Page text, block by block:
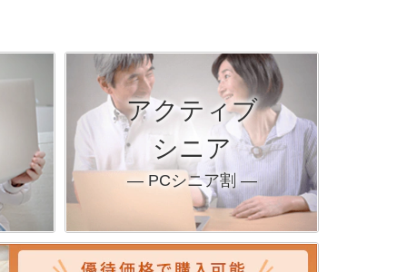
アクティブ
シニア
― PCシニア割 ―